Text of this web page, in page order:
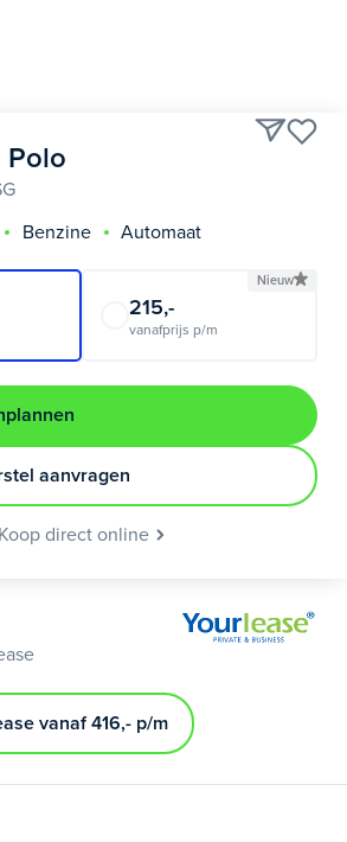
Polo
Benzine Automaat
Nieuw
215,-
vanafprijs p/m
aanvragen
Koop direct online
vanaf 416,- p/m